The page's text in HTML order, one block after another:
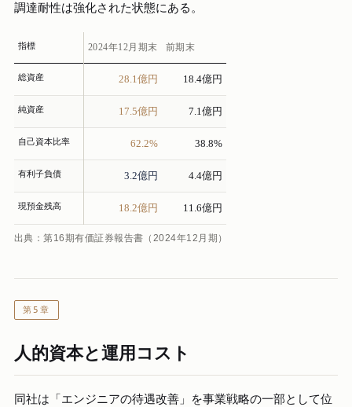
調達耐性は強化された状態にある。
指標 2024年12月期末 前期末
総資産 28.1億円 18.4億円
純資産 17.5億円 7.1億円
自己資本比率 62.2% 38.8%
有利子負債 3.2億円 4.4億円
現預金残高 18.2億円 11.6億円
出典：第16期有価証券報告書（2024年12月期）
第5章
人的資本と運用コスト
同社は「エンジニアの待遇改善」を事業戦略の一部として位